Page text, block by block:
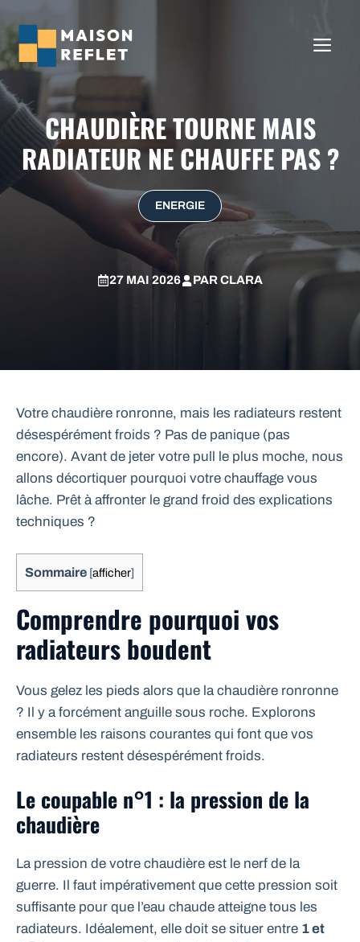
au
contenu
CHAUDIÈRE TOURNE MAIS
RADIATEUR NE CHAUFFE PAS ?
ENERGIE
27 MAI 2026 PARCLARA
Votre chaudière ronronne, mais les radiateurs restent
désespérément froids ? Pas de panique (pas
encore). Avant de jeter votre pull le plus moche, nous
allons décortiquer pourquoi votre chauffage vous
lâche. Prêt à affronter le grand froid des explications
techniques ?
Sommaire [afficher]
Comprendre pourquoi vos
radiateurs boudent
Vous gelez les pieds alors que la chaudière ronronne
? Il y a forcément anguille sous roche. Explorons
ensemble les raisons courantes qui font que vos
radiateurs restent désespérément froids.
Le coupable n°1 : la pression de la
chaudière
La pression de votre chaudière est le nerf de la
guerre. Il faut impérativement que cette pression soit
suffisante pour que l’eau chaude atteigne tous les
radiateurs. Idéalement, elle doit se situer entre 1 et